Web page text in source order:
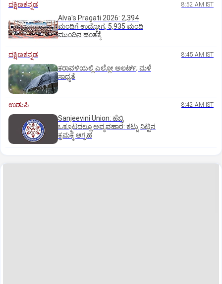
ದಕ್ಷಿಣಕನ್ನಡ 8:52 AM IST
Alva's Pragati 2026: 2,394
ಮಂದಿಗೆ ಉದ್ಯೋಗ, 5,935 ಮಂದಿ
ಮುಂದಿನ ಹಂತಕ್ಕೆ
ದಕ್ಷಿಣಕನ್ನಡ 8:45 AM IST
ಕರಾವಳಿಯಲ್ಲಿ ಎಲ್ಲೋ ಅಲರ್ಟ್‌; ಮಳೆ
ಸಾಧ್ಯತೆ
ಉಡುಪಿ 8:42 AM IST
Sanjeevini Union: ಹೆಬ್ರಿ
ಒಕ್ಕೂಟದಲ್ಲೂ ಅವ್ಯವಹಾರ: ಕಟ್ಟು ನಿಟ್ಟಿನ
ಕ್ರಮಕ್ಕೆ ಆಗ್ರಹ